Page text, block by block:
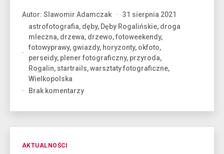
entem”
Autor: Slawomir Adamczak
31 sierpnia 2021
astrofotografia, dęby, Dęby Rogalińskie, droga
mleczna, drzewa, drzewo,fotoweekendy,
fotowyprawy, gwiazdy, horyzonty, okfoto,
perseidy, plener fotograficzny, przyroda,
Rogalin, startrails,warsztaty fotograficzne,
Wielkopolska
Brak komentarzydo
z
Kategorie
AKTUALNOŚCI